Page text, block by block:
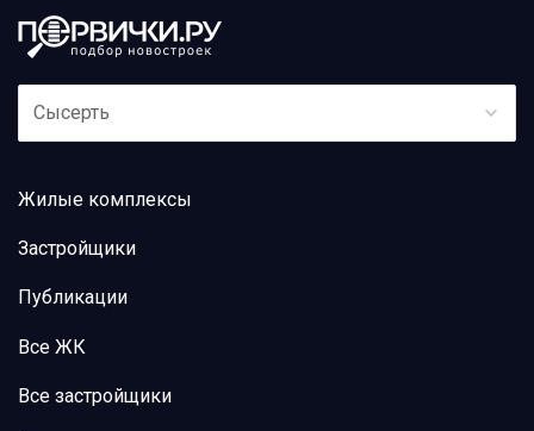
Сысерть
Жилые комплексы
Застройщики
Публикации
Все ЖК
Все застройщики